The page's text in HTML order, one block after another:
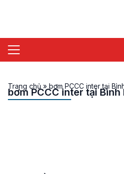
Trang chủ » bơm PCCC inter tại
bơm PCCC inter tại Bình